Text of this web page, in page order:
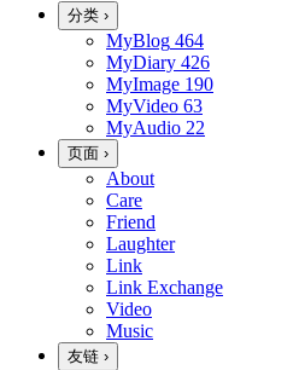
分类 ›
MyBlog 464
MyDiary 426
MyImage 190
MyVideo 63
MyAudio 22
页面 ›
About
Care
Friend
Laughter
Link
Link Exchange
Video
Music
友链 ›